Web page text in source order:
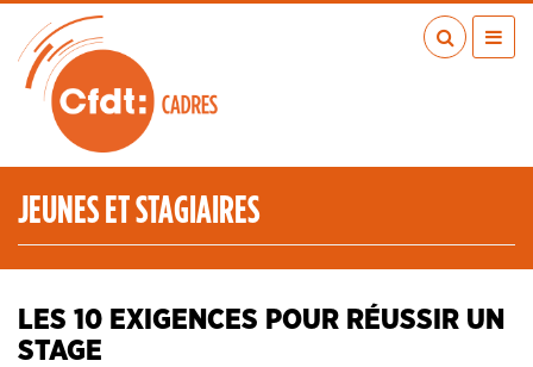
contenu
principal
ACTUALITÉS
PUBLICATIONS
EN RÉGION
QUI SOMMES-NOUS ?
JEUNES ET STAGIAIRES
LES 10 EXIGENCES POUR RÉUSSIR UN
STAGE